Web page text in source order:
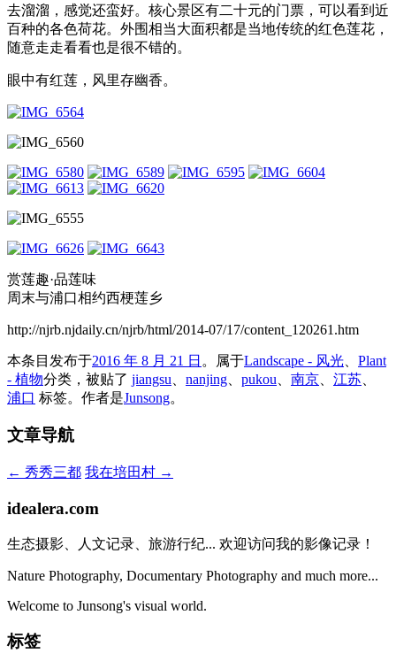
去溜溜，感觉还蛮好。核心景区有二十元的门票，可以看到近
百种的各色荷花。外围相当大面积都是当地传统的红色莲花，
随意走走看看也是很不错的。
眼中有红莲，风里存幽香。
赏莲趣·品莲味
周末与浦口相约西梗莲乡
http://njrb.njdaily.cn/njrb/html/2014-07/17/content_120261.htm
本条目发布于2016 年 8 月 21 日 。属于Landscape - 风光
Plant
- 植物分类，被贴了 jiangsu nanjing pukou 南京 江苏
浦口 标签。 作者是Junsong。
文章导航
← 秀秀三都 我在培田村 →
idealera.com
生态摄影、人文记录、旅游行纪... 欢迎访问我的影像记录！
Nature Photography, Documentary Photography and much more...
Welcome to Junsong's visual world.
标签